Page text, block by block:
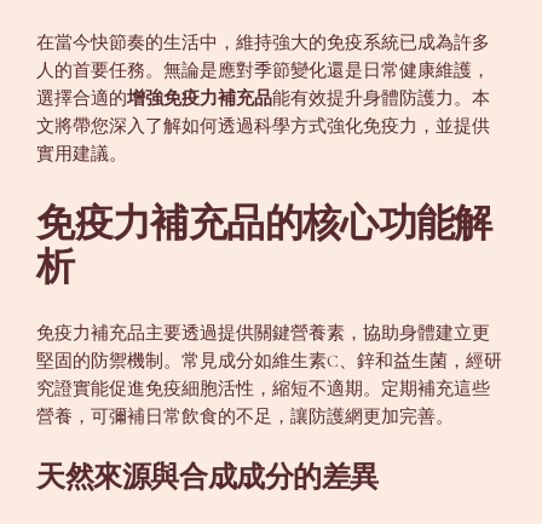
在當今快節奏的生活中，維持強大的免疫系統已成為許多
人的首要任務。無論是應對季節變化還是日常健康維護，
選擇合適的增強免疫力補充品能有效提升身體防護力。本
文將帶您深入了解如何透過科學方式強化免疫力，並提供
實用建議。
免疫力補充品的核心功能解
析
免疫力補充品主要透過提供關鍵營養素，協助身體建立更
堅固的防禦機制。常見成分如維生素C、鋅和益生菌，經研
究證實能促進免疫細胞活性，縮短不適期。定期補充這些
營養，可彌補日常飲食的不足，讓防護網更加完善。
天然來源與合成成分的差異